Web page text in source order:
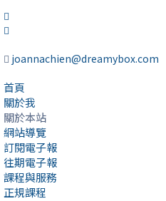
joannachien@dreamybox.com
首頁
關於我
關於本站
網站導覽
訂閱電子報
往期電子報
課程與服務
正規課程